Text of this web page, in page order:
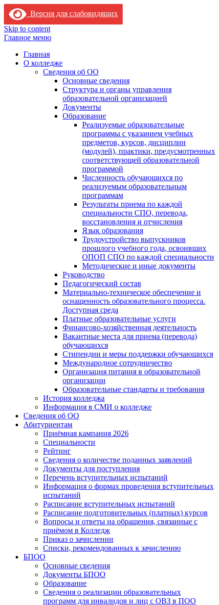
Версия для слабовидящих
Skip to content
Главное меню
Главная
О колледже
Сведения об ОО
Основные сведения
Структура и органы управления
образовательной организацией
Документы
Образование
Реализуемые образовательные
программы с указанием учебных
предметов, курсов, дисциплин
(модулей), практики, предусмотренных
соответствующей образовательной
программой
Численность обучающихся по
реализуемым образовательным
программам
Результаты приема по каждой
специальности СПО, перевода,
восстановления и отчисления
Язык образования
Трудоустройство выпускников
прошлого учебного года, освоивших
ОПОП СПО по каждой специальности
Методические и иные документы
Руководство
Педагогический состав
Материально-техническое обеспечение и
оснащенность образовательного процесса.
Доступная среда
Платные образовательные услуги
Финансово-хозяйственная деятельность
Вакантные места для приема (перевода)
обучающихся
Стипендии и меры поддержки обучающихся
Международное сотрудничество
Организация питания в образовательной
организации
Образовательные стандарты и требования
История колледжа
Информация в СМИ о колледже
Сведения об ОО
Абитуриентам
Приёмная кампания 2026
Специальности
Рейтинг
Сведения о количестве поданных заявлений
Документы для поступления
Перечень вступительных испытаний
Информация о формах проведения вступительных
испытаний
Расписание вступительных испытаний
Расписание подготовительных (платных) курсов
Вопросы и ответы на обращения, связанные с
приёмом в Колледж
Приказ о зачислении
Списки, рекомендованных к зачислению
БПОО
Основные сведения
Документы БПОО
Образование
Сведения о реализации образовательных
программ для инвалидов и лиц с ОВЗ в ПОО